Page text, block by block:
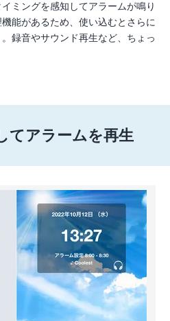
ミングを感知してアラームが鳴り
能があるため、使い込むとさらに
録音やサウンド再生など、ちょっ
てアラームを再生